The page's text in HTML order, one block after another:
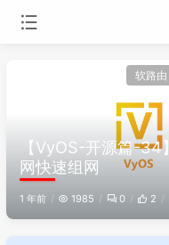
软路由
【VyOS-开源篇-
网快速组网
1 年前 1985 0 2